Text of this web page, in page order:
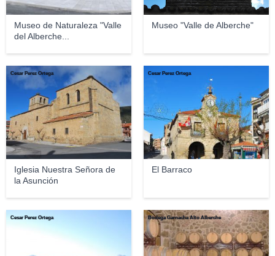
Museo de Naturaleza "Valle
del Alberche...
Museo "Valle de Alberche"
Iglesia Nuestra Señora de
la Asunción
Cesar Perez Ortega
El Barraco
Cesar Perez Ortega
Cesar Perez Ortega Bodega Garnacha Alto Alberche